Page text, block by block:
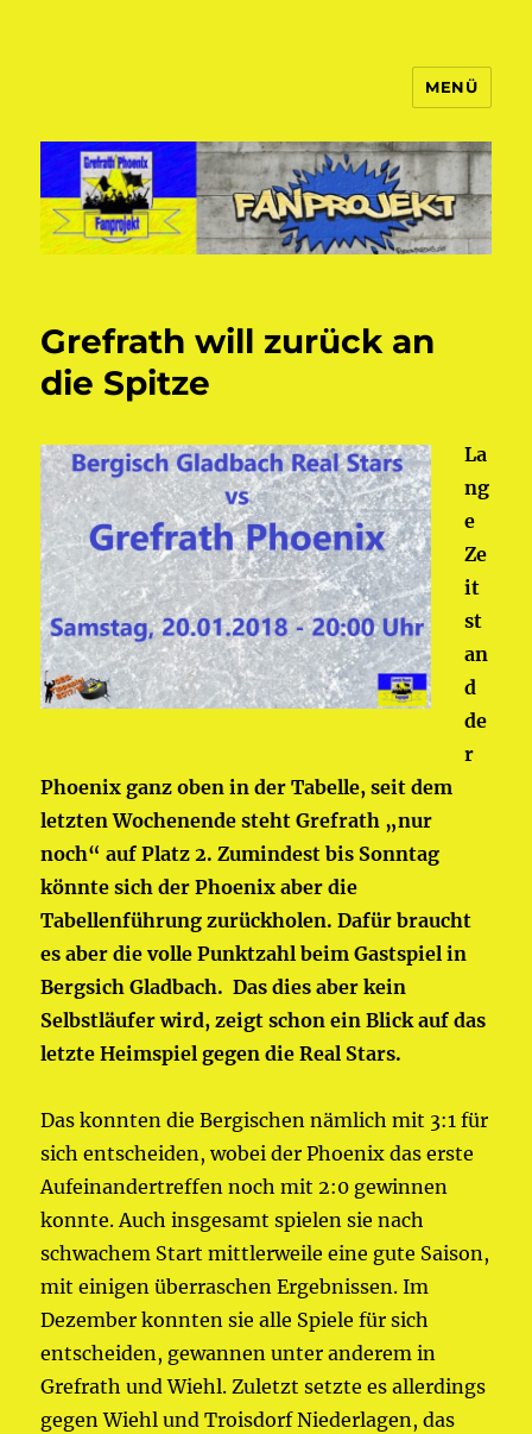
MENÜ
Grefrath will zurück an
die Spitze
La
ng
e
Ze
it
st
an
d
de
r
Phoenix ganz oben in der Tabelle, seit dem
letzten Wochenende steht Grefrath „nur
noch“ auf Platz 2. Zumindest bis Sonntag
könnte sich der Phoenix aber die
Tabellenführung zurückholen. Dafür braucht
es aber die volle Punktzahl beim Gastspiel in
Bergsich Gladbach. Das dies aber kein
Selbstläufer wird, zeigt schon ein Blick auf das
letzte Heimspiel gegen die Real Stars.
Das konnten die Bergischen nämlich mit 3:1 für
sich entscheiden, wobei der Phoenix das erste
Aufeinandertreffen noch mit 2:0 gewinnen
konnte. Auch insgesamt spielen sie nach
schwachem Start mittlerweile eine gute Saison,
mit einigen überraschen Ergebnissen. Im
Dezember konnten sie alle Spiele für sich
entscheiden, gewannen unter anderem in
Grefrath und Wiehl. Zuletzt setzte es allerdings
gegen Wiehl und Troisdorf Niederlagen, das